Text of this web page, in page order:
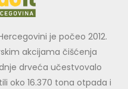
je počeo 2012.
akcijama čišćenja
drveća učestvovalo
oko 16.370 tona otpada i